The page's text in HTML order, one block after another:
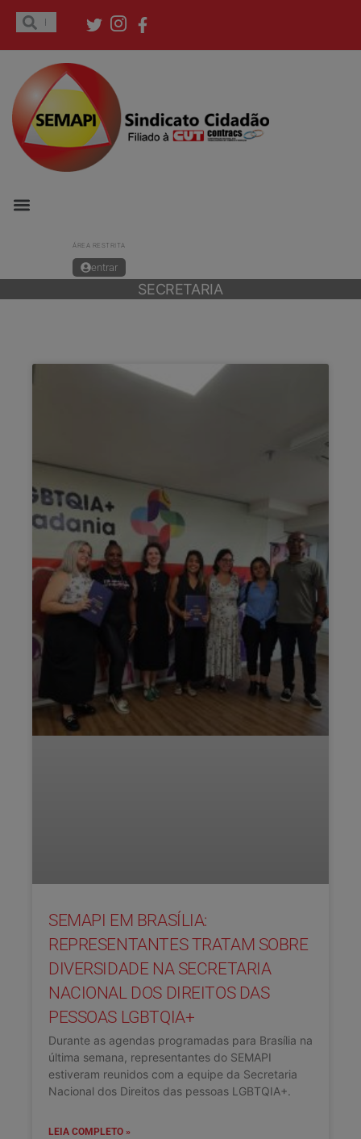
ÁREA RESTRITA
entrar
SECRETARIA
SEMAPI EM BRASÍLIA:
REPRESENTANTES TRATAM SOBRE
DIVERSIDADE NA SECRETARIA
NACIONAL DOS DIREITOS DAS
PESSOAS LGBTQIA+
Durante as agendas programadas para Brasília na
última semana, representantes do SEMAPI
estiveram reunidos com a equipe da Secretaria
Nacional dos Direitos das pessoas LGBTQIA+.
LEIA COMPLETO »